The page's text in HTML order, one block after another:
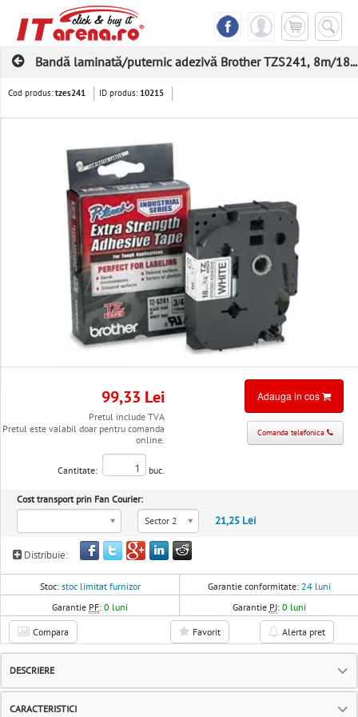
Bandă laminată/puternic adezivă Brother TZS241, 8m/18...
Cod produs:tzes241 ID produs: 10215
99,33 Lei
Pretul include TVA
Pretul este valabil doar pentru comanda
online.
Cantitate: buc.
Adauga in cos
Comanda telefonica
Cost transport prin Fan Courier:
Sector 2
21,25 Lei
Distribuie:
Stoc: stoc limitat furnizor Garantie conformitate: 24 luni
Garantie PF:0 luni Garantie PJ: 0 luni
Compara Favorit Alerta pret
DESCRIERE
CARACTERISTICI